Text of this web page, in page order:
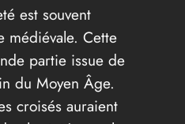
est souvent
médiévale. Cette
partie issue de
du Moyen Âge.
croisés auraient